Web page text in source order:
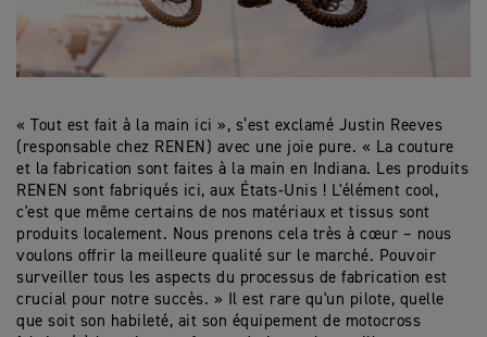
« Tout est fait à la main ici », s’est exclamé Justin Reeves
(responsable chez RENEN) avec une joie pure. « La couture
et la fabrication sont faites à la main en Indiana. Les produits
RENEN sont fabriqués ici, aux États-Unis ! L'élément cool,
c'est que même certains de nos matériaux et tissus sont
produits localement. Nous prenons cela très à cœur – nous
voulons offrir la meilleure qualité sur le marché. Pouvoir
surveiller tous les aspects du processus de fabrication est
crucial pour notre succès. » Il est rare qu'un pilote, quelle
que soit son habileté, ait son équipement de motocross